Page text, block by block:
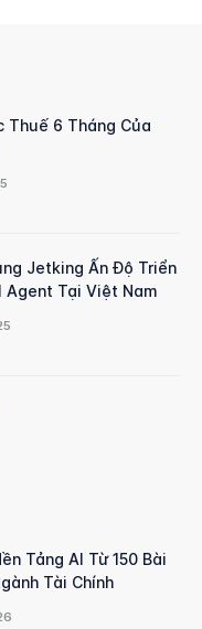
Thuế 6 Tháng Của
Jetking Ấn Độ Triển
Agent Tại Việt Nam
Tảng AI Từ 150 Bài
Tài Chính